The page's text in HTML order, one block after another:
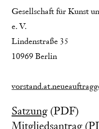
Gesellschaft für Kunst
e. V.
Lindenstraße 35
10969 Berlin
Satzung(PDF)
Mitgliedsantrag